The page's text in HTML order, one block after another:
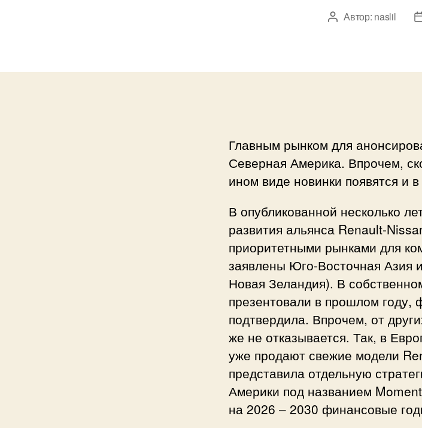
Автор
Автор: naslil
Главным рынком для
Северная Америка. Впрочем,
ином виде новинки появятся и
В опубликованной несколько
развития альянса Renault-
приоритетными рынками для
заявлены Юго-Восточная Азия
Новая Зеландия). В
презентовали в прошлом году,
подтвердила. Впрочем, от
же не отказывается. Так, в
уже продают свежие модели
представила отдельную
Америки под названием
на 2026 – 2030 финансовые